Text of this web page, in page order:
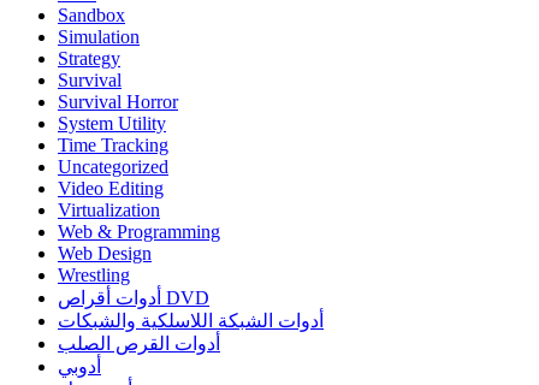
Sandbox
Simulation
Strategy
Survival
Survival Horror
System Utility
Time Tracking
Uncategorized
Video Editing
Virtualization
Web & Programming
Web Design
Wrestling
أدوات أقراص DVD
أدوات الشبكة اللاسلكية والشبكات
أدوات القرص الصلب
أدوبي